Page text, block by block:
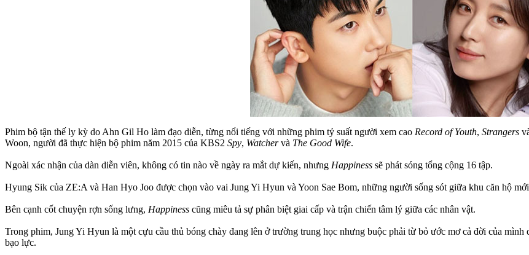
Phim bộ tận thế ly kỳ do Ahn Gil Ho làm đạo diễn, từng nổi tiếng với những phim tỷ suất người xem cao Record of Youth, Strangers
Woon, người đã thực hiện bộ phim năm 2015 của KBS2 Spy, Watchervà The Good Wife.
Ngoài xác nhận của dàn diễn viên, không có tin nào về ngày ra mắt dự kiến, nhưng Happiness sẽ phát sóng tổng cộng 16 tập.
Hyung Sik của ZE:A và Han Hyo Joo được chọn vào vai Jung Yi Hyun và Yoon Sae Bom, những người sống sót giữa khu căn hộ
Bên cạnh cốt chuyện rợn sống lưng, Happiness cũng miêu tả sự phân biệt giai cấp và trận chiến tâm lý giữa các nhân vật.
Trong phim, Jung Yi Hyun là một cựu cầu thủ bóng chày đang lên ở trường trung học nhưng buộc phải từ bỏ ước mơ cả đời của
bạo lực.